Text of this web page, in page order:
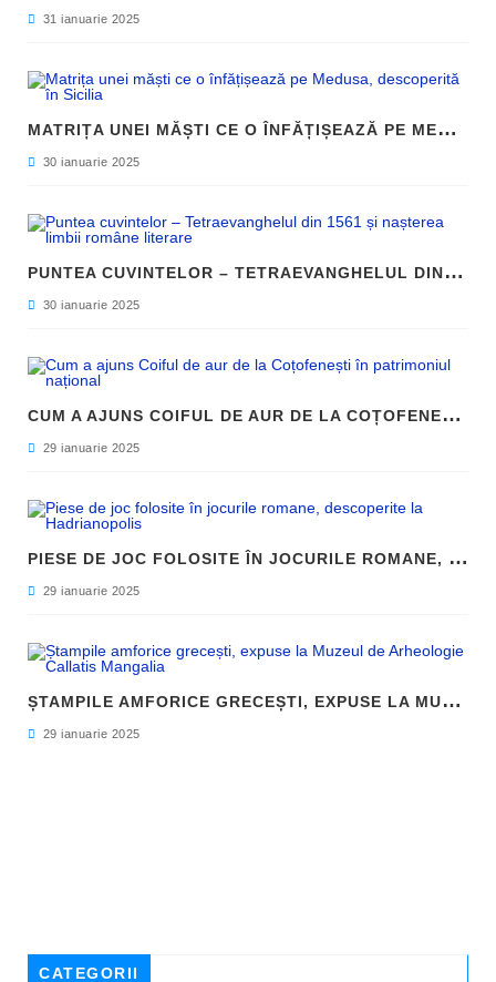
31 ianuarie 2025
M
ATRIȚA UNEI MĂȘTI CE O ÎNFĂȚIȘEAZĂ PE MEDUSA, DESCOPERITĂ ÎN SICILIA
30 ianuarie 2025
P
UNTEA CUVINTELOR – TETRAEVANGHELUL DIN 1561 ȘI NAȘTEREA LIMBII ROMÂNE LITERARE
30 ianuarie 2025
C
UM A AJUNS COIFUL DE AUR DE LA COȚOFENEȘTI ÎN PATRIMONIUL NAȚIONAL
29 ianuarie 2025
P
IESE DE JOC FOLOSITE ÎN JOCURILE ROMANE, DESCOPERITE LA HADRIANOPOLIS
29 ianuarie 2025
Ș
TAMPILE AMFORICE GRECEȘTI, EXPUSE LA MUZEUL DE ARHEOLOGIE CALLATIS MANGALIA
29 ianuarie 2025
CATEGORII